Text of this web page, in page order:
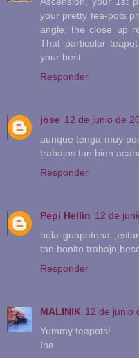
your pretty tea-pots
angle, the close up
That particular
your best.
Responder
jose 12 de junio de
aunque tenga muy
trabajos tan bien
Responder
Pepi Hellin 12 de
hola guapetona
tan bonito
Responder
MALINIK 12 de junio
Yummy teapots!
Ina